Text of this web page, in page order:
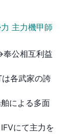
主力機甲師
公相互利益
各武家の誇
による多面
にて主力を